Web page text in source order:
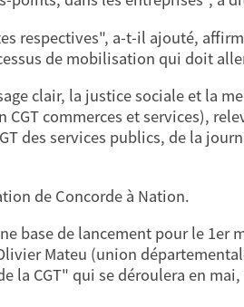
respectives", a-t-il ajouté,
de mobilisation qui doit
clair, la justice sociale et la
CGT commerces et services),
des services publics, de la
de Concorde à Nation.
base de lancement pour le 1er
Mateu (union
la CGT" qui se déroulera en